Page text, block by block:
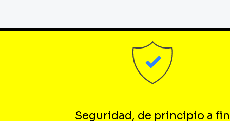
Seguridad, de principio a fin